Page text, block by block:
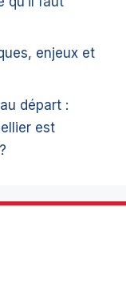
enjeux et
départ :
est